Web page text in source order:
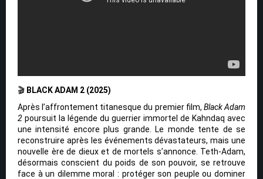
🎬 BLACK ADAM 2 (2025)
Après l’affrontement titanesque du premier film, Black Adam
2 poursuit la légende du guerrier immortel de Kahndaq avec
une intensité encore plus grande. Le monde tente de se
reconstruire après les événements dévastateurs, mais une
nouvelle ère de dieux et de mortels s’annonce. Teth-Adam,
désormais conscient du poids de son pouvoir, se retrouve
face à un dilemme moral : protéger son peuple ou dominer